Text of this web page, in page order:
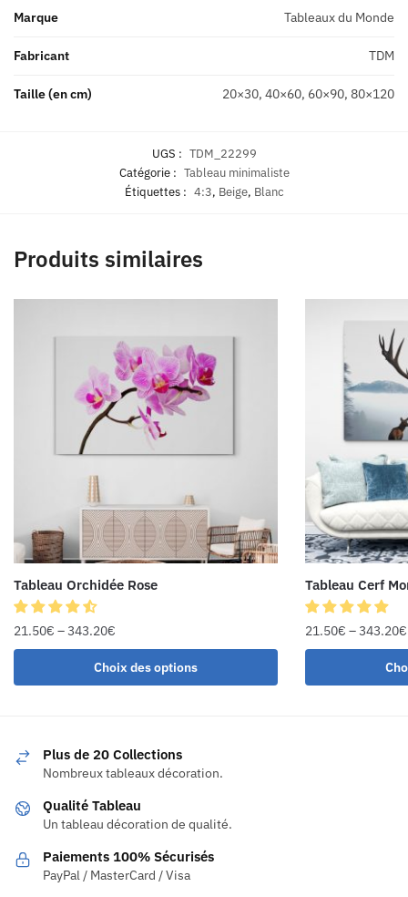
Marque Tableaux du Monde
Fabricant TDM
Taille (en cm) 20×30, 40×60, 60×90, 80×120
UGS : TDM_22299
Catégorie : Tableau minimaliste
Étiquettes : 4:3, Beige, Blanc
Produits similaires
Tableau Orchidée Rose
21.50€ –343.20€
Choix des options
Tableau Cerf
21.50€ –343.20€
Plus de 20 Collections
Nombreux tableaux décoration.
Qualité Tableau
Un tableau décoration de qualité.
Paiements 100% Sécurisés
PayPal / MasterCard / Visa